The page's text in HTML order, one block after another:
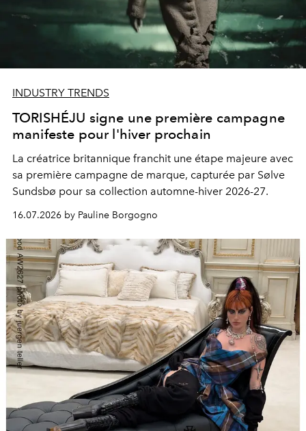
INDUSTRY TRENDS
TORISHÉJU signe une première campagne
manifeste pour l'hiver prochain
La créatrice britannique franchit une étape majeure avec
sa première campagne de marque, capturée par Sølve
Sundsbø pour sa collection automne-hiver 2026-27.
16.07.2026 by Pauline Borgogno